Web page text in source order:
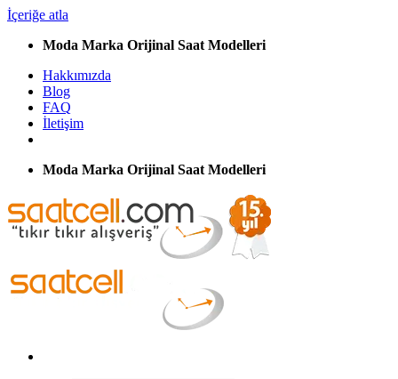
İçeriğe atla
Moda Marka Orijinal Saat Modelleri
Hakkımızda
Blog
FAQ
İletişim
Moda Marka Orijinal Saat Modelleri